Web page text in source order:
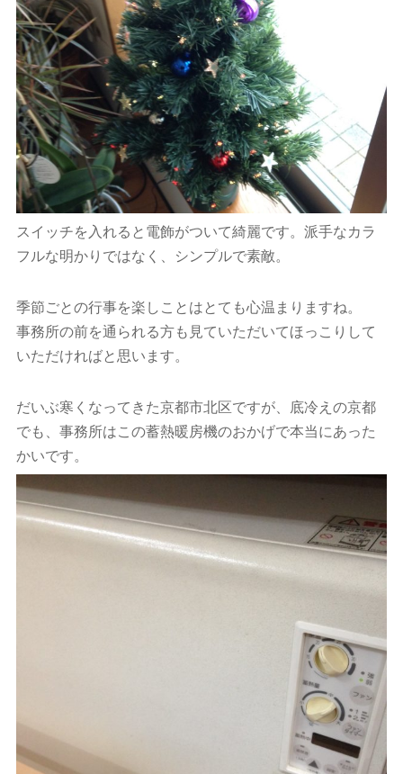
スイッチを入れると電飾がついて綺麗です。派手なカラ
フルな明かりではなく、シンプルで素敵。
季節ごとの行事を楽しことはとても心温まりますね。
事務所の前を通られる方も見ていただいてほっこりして
いただければと思います。
だいぶ寒くなってきた京都市北区ですが、底冷えの京都
でも、事務所はこの蓄熱暖房機のおかげで本当にあった
かいです。